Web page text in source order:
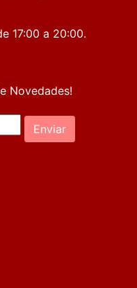
17:00 a 20:00.
Novedades!
Enviar